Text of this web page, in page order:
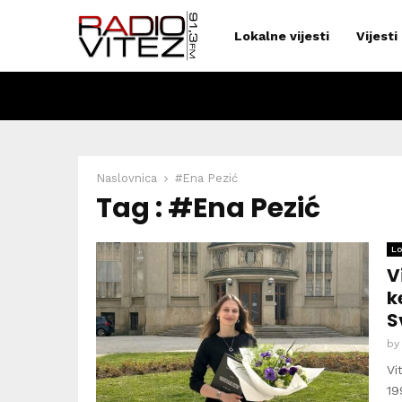
Lokalne vijesti Vijesti
Naslovnica #Ena Pezić
Tag : #Ena Pezić
by